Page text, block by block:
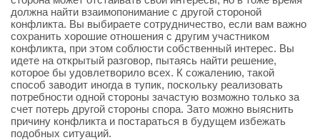
должна найти взаимопонимание с другой стороной
конфликта. Вы выбираете сотрудничество, если вам важно
сохранить хорошие отношения с другим участником
конфликта, при этом соблюсти собственный интерес. Вы
идете на открытый разговор, пытаясь найти решение,
которое бы удовлетворило всех. К сожалению, такой
способ заводит иногда в тупик, поскольку реализовать
потребности одной стороны зачастую возможно только за
счет потерь другой стороны спора. Зато можно выяснить
причину конфликта и постараться в будущем избежать
подобных ситуаций.